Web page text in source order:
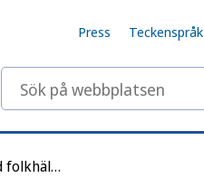
Press Teckenspråk
Sök på webbplatsen
Vårt arbete med folkhälsorapportering